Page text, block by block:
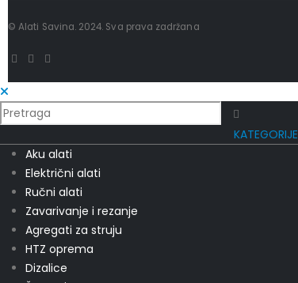
© Alati Savina. 2024. Sva prava zadržana
KATEGORIJE
Aku alati
Električni alati
Ručni alati
Zavarivanje i rezanje
Agregati za struju
HTZ oprema
Dizalice